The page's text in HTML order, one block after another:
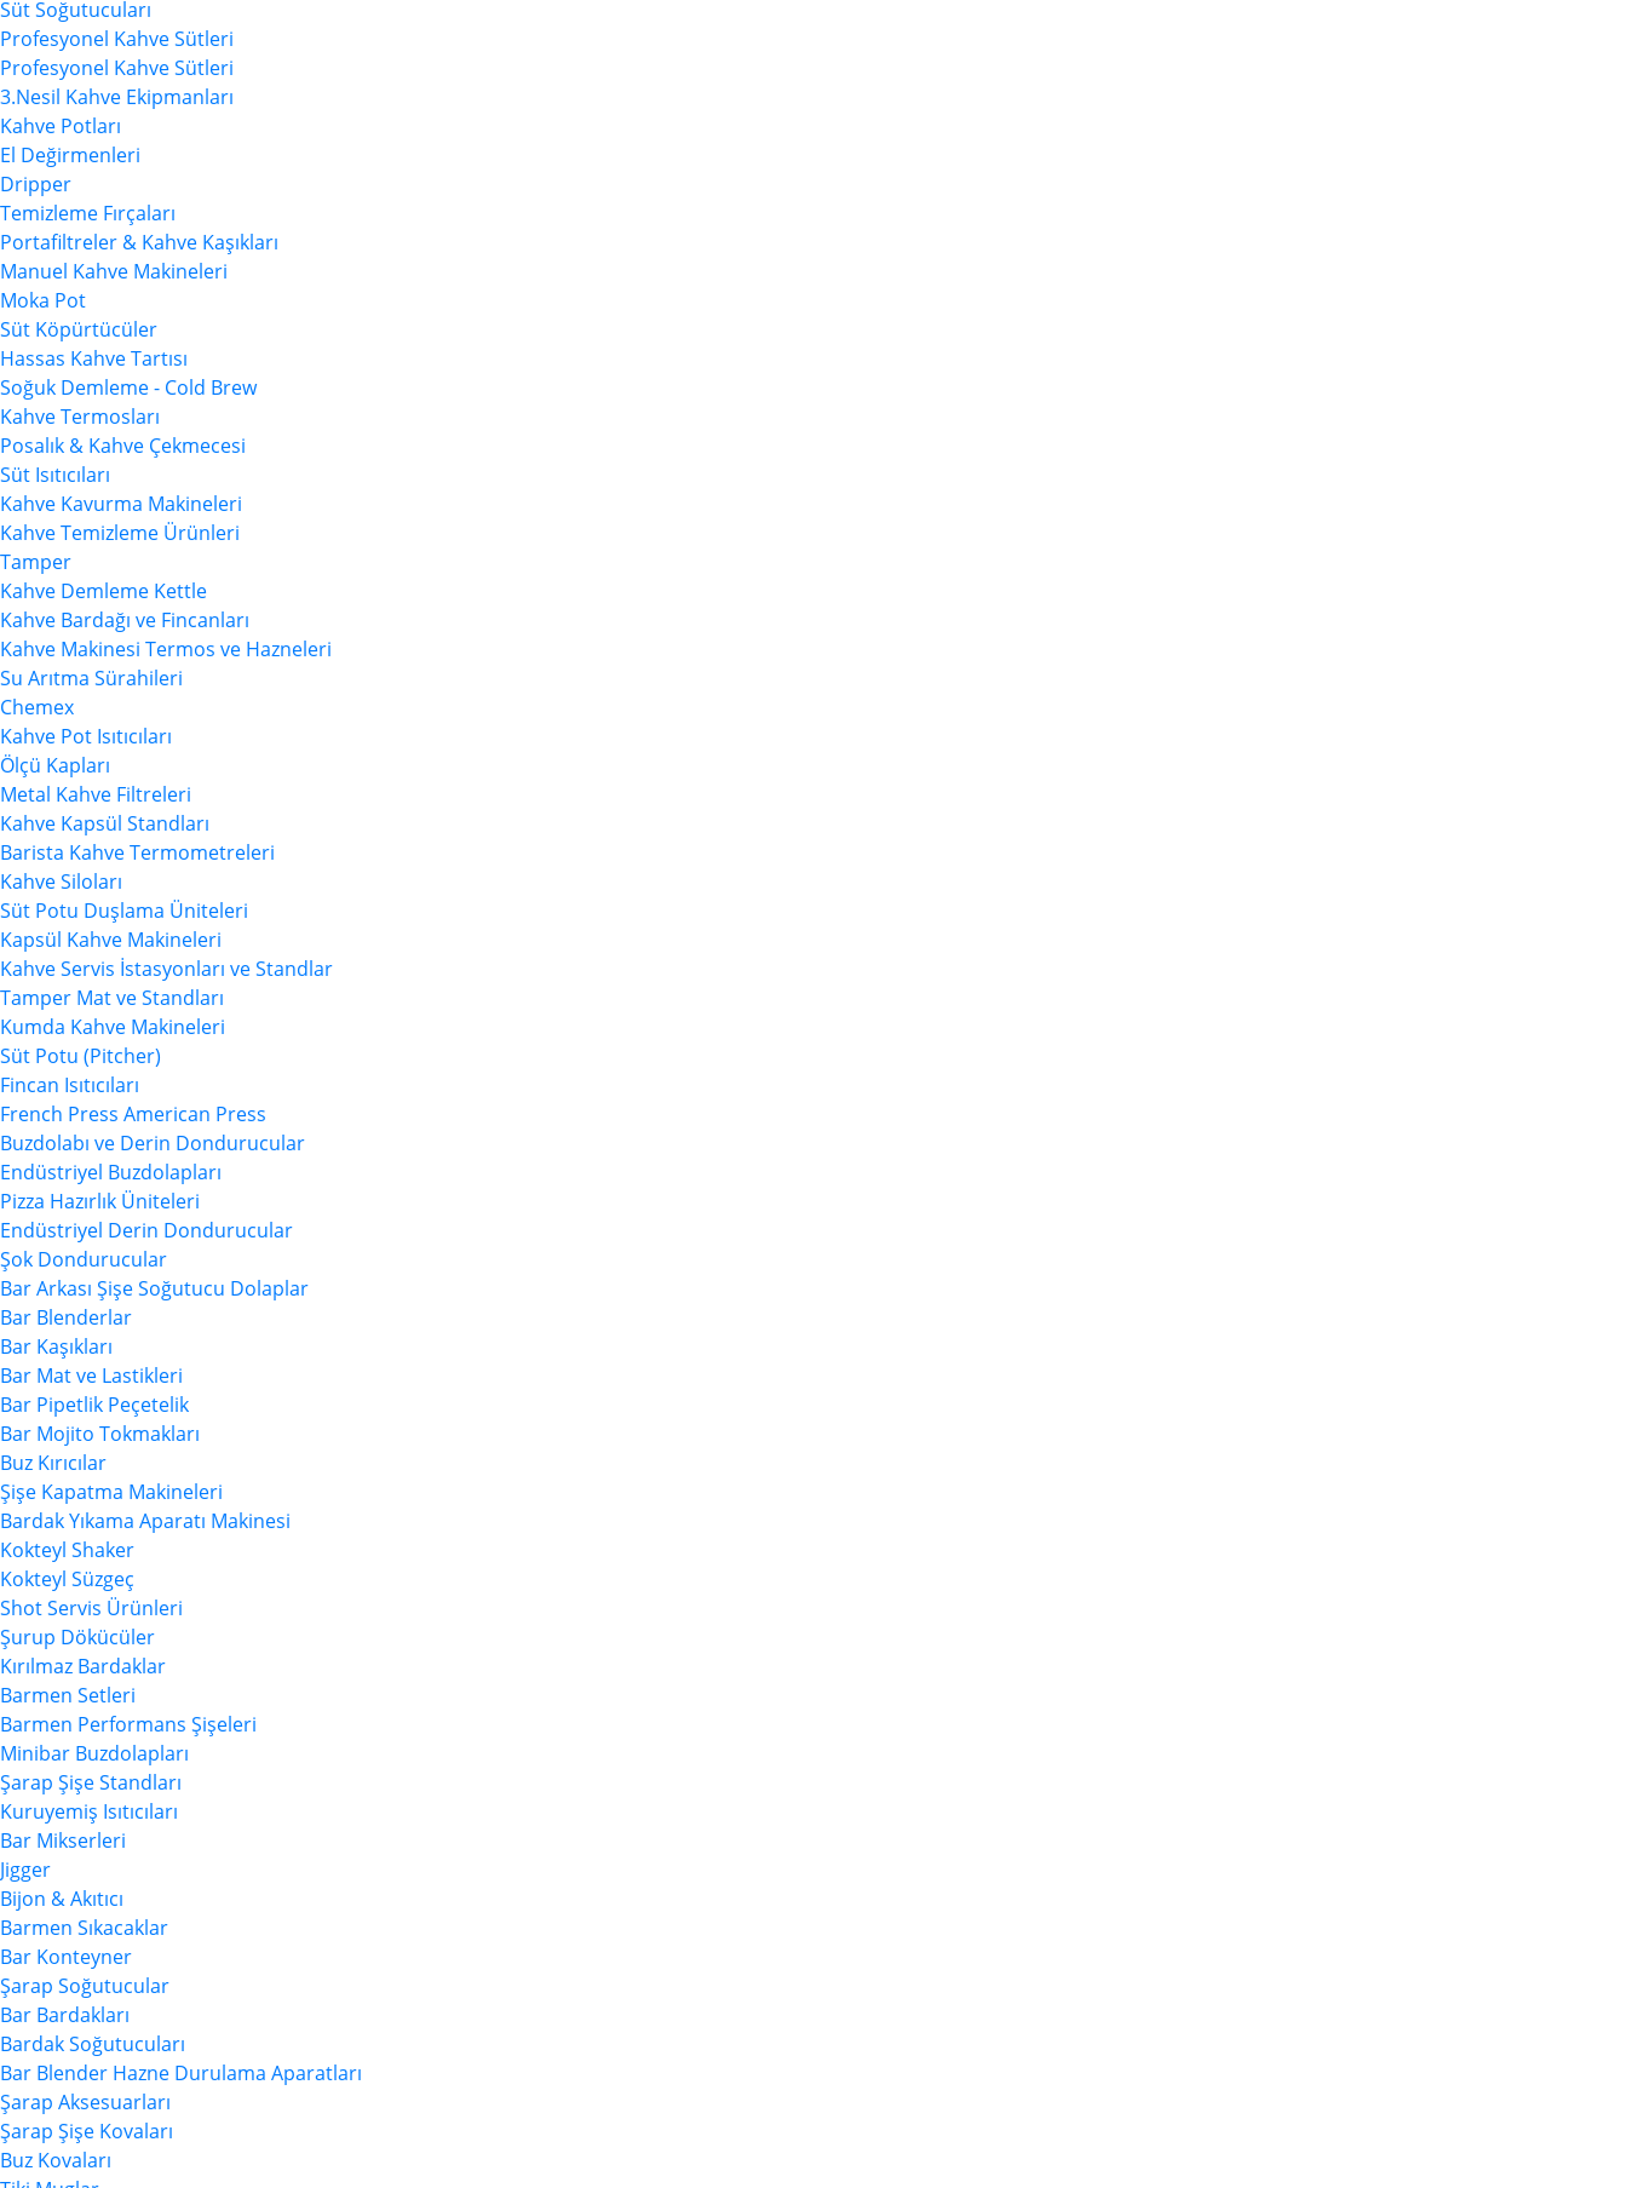
Süt Soğutucuları
Profesyonel Kahve Sütleri
Profesyonel Kahve Sütleri
3.Nesil Kahve Ekipmanları
Kahve Potları
El Değirmenleri
Dripper
Temizleme Fırçaları
Portafiltreler & Kahve Kaşıkları
Manuel Kahve Makineleri
Moka Pot
Süt Köpürtücüler
Hassas Kahve Tartısı
Soğuk Demleme - Cold Brew
Kahve Termosları
Posalık & Kahve Çekmecesi
Süt Isıtıcıları
Kahve Kavurma Makineleri
Kahve Temizleme Ürünleri
Tamper
Kahve Demleme Kettle
Kahve Bardağı ve Fincanları
Kahve Makinesi Termos ve Hazneleri
Su Arıtma Sürahileri
Chemex
Kahve Pot Isıtıcıları
Ölçü Kapları
Metal Kahve Filtreleri
Kahve Kapsül Standları
Barista Kahve Termometreleri
Kahve Siloları
Süt Potu Duşlama Üniteleri
Kapsül Kahve Makineleri
Kahve Servis İstasyonları ve Standlar
Tamper Mat ve Standları
Kumda Kahve Makineleri
Süt Potu (Pitcher)
Fincan Isıtıcıları
French Press American Press
Buzdolabı ve Derin Dondurucular
Endüstriyel Buzdolapları
Pizza Hazırlık Üniteleri
Endüstriyel Derin Dondurucular
Şok Dondurucular
Bar Arkası Şişe Soğutucu Dolaplar
Bar Blenderlar
Bar Kaşıkları
Bar Mat ve Lastikleri
Bar Pipetlik Peçetelik
Bar Mojito Tokmakları
Buz Kırıcılar
Şişe Kapatma Makineleri
Bardak Yıkama Aparatı Makinesi
Kokteyl Shaker
Kokteyl Süzgeç
Shot Servis Ürünleri
Şurup Dökücüler
Kırılmaz Bardaklar
Barmen Setleri
Barmen Performans Şişeleri
Minibar Buzdolapları
Şarap Şişe Standları
Kuruyemiş Isıtıcıları
Bar Mikserleri
Jigger
Bijon & Akıtıcı
Barmen Sıkacaklar
Bar Konteyner
Şarap Soğutucular
Bar Bardakları
Bardak Soğutucuları
Bar Blender Hazne Durulama Aparatları
Şarap Aksesuarları
Şarap Şişe Kovaları
Buz Kovaları